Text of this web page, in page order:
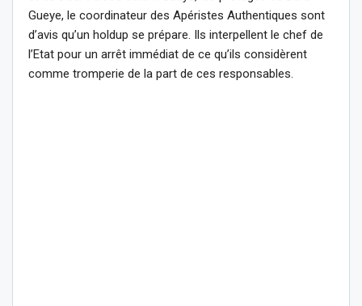
Gueye, le coordinateur des Apéristes Authentiques sont
d’avis qu’un holdup se prépare. Ils interpellent le chef de
l’Etat pour un arrêt immédiat de ce qu’ils considèrent
comme tromperie de la part de ces responsables.